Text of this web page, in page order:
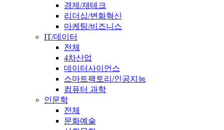
경제/재테크
리더십/변화혁신
마케팅/비즈니스
IT/데이터
전체
4차산업
데이터사이언스
스마트팩토리/인공지능
컴퓨터 과학
인문학
전체
문화예술